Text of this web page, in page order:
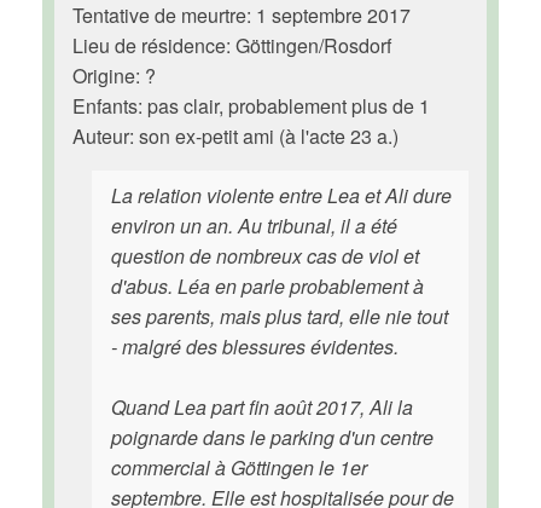
Tentative de meurtre: 1 septembre 2017
Lieu de résidence: Göttingen/Rosdorf
Origine: ?
Enfants: pas clair, probablement plus de 1
Auteur: son ex-petit ami (à l'acte 23 a.)
La relation violente entre Lea et Ali dure
environ un an. Au tribunal, il a été
question de nombreux cas de viol et
d'abus. Léa en parle probablement à
ses parents, mais plus tard, elle nie tout
- malgré des blessures évidentes.
Quand Lea part fin août 2017, Ali la
poignarde dans le parking d'un centre
commercial à Göttingen le 1er
septembre. Elle est hospitalisée pour de